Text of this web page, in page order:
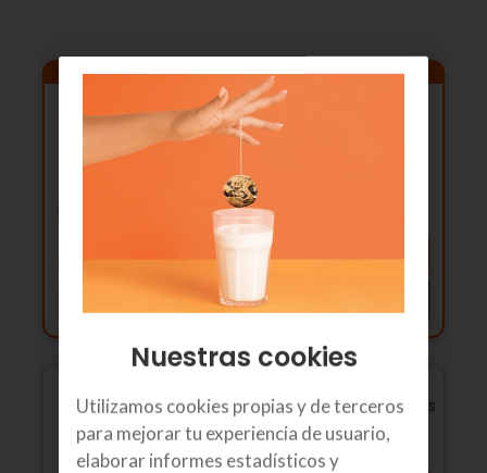
🎁 Dispositivo GRATIS
1 Gb+ fijo
GB ilimitados
2ª línea INCLUIDA
FTTR Llamadme
40,90€/mes
IVA incl.
Precio final
Nuestras cookies
Utilizamos cookies propias y de terceros
para mejorar tu experiencia de usuario,
elaborar informes estadísticos y